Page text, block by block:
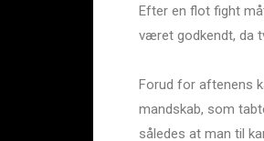
Efter en flot fight
været godkendt, da
Forud for aftenens
mandskab, som
således at man til